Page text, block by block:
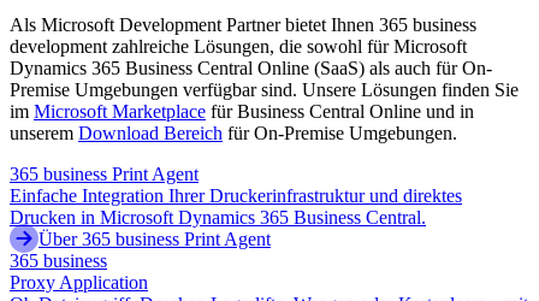
Als Microsoft Development Partner bietet Ihnen 365 business
development zahlreiche Lösungen, die sowohl für Microsoft
Dynamics 365 Business Central Online (SaaS) als auch für On-
Premise Umgebungen verfügbar sind. Unsere Lösungen finden Sie
im Microsoft Marketplace für Business Central Online und in
unserem Download Bereich für On-Premise Umgebungen.
365 business Print Agent
Einfache Integration Ihrer Druckerinfrastruktur und direktes
Drucken in Microsoft Dynamics 365 Business Central.
Über 365 business Print Agent
365 business
Proxy Application